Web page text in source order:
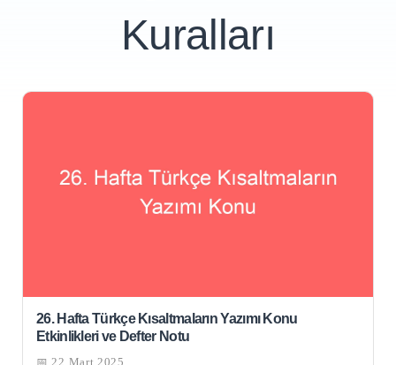
Kuralları
26. Hafta Türkçe Kısaltmaların Yazımı Konu
Etkinlikleri ve Defter Notu
📅 22 Mart 2025